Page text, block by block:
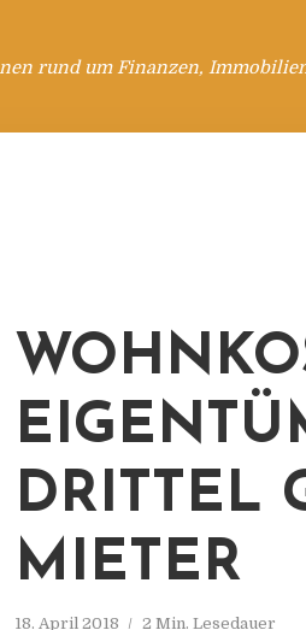
rund um Finanzen,
DRITTEL
MIETER
18. April 2018 2 Min. Lesedauer